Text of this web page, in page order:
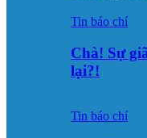
Tin báo chí
Chà! Sự
lại?!
Tin báo chí